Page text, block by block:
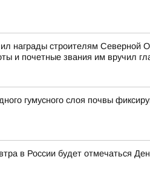
награды строителям Северной
и почетные звания им вручил
гумусного слоя почвы
в России будет отмечаться